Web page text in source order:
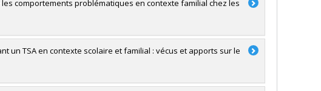
comportements problématiques en contexte familial chez les
un TSA en contexte scolaire et familial : vécus et apports sur le